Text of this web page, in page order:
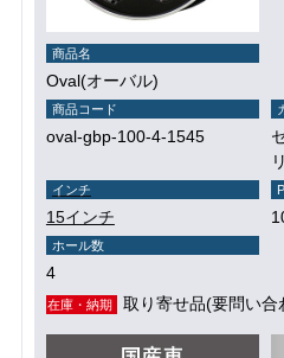
商品名
Oval(オーバル)
商品コード
oval-gbp-100-4-1545
インチ
15インチ
ホール数
4
在庫・納期 取り寄せ品(要問い合